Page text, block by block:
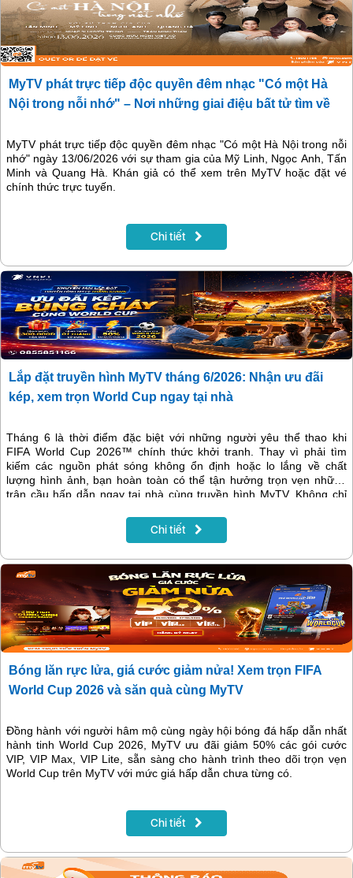
MyTV phát trực tiếp độc quyền đêm nhạc "Có một Hà
Nội trong nỗi nhớ" – Nơi những giai điệu bất tử tìm về
MyTV phát trực tiếp độc quyền đêm nhạc "Có một Hà Nội trong nỗi
nhớ" ngày 13/06/2026 với sự tham gia của Mỹ Linh, Ngọc Anh, Tấn
Minh và Quang Hà. Khán giả có thể xem trên MyTV hoặc đặt vé
chính thức trực tuyến.
Chi tiết
Lắp đặt truyền hình MyTV tháng 6/2026: Nhận ưu đãi
kép, xem trọn World Cup ngay tại nhà
Tháng 6 là thời điểm đặc biệt với những người yêu thể thao khi
FIFA World Cup 2026™ chính thức khởi tranh. Thay vì phải tìm
kiếm các nguồn phát sóng không ổn định hoặc lo lắng về chất
lượng hình ảnh, bạn hoàn toàn có thể tận hưởng trọn vẹn những
trận cầu hấp dẫn ngay tại nhà cùng truyền hình MyTV. Không chỉ
triển khai chương trình khuyến mại hấp dẫn dành cho khách hàng
đăng ký mới dịch vụ Internet và truyền hình MyTV tại Hà Nội.
Chi tiết
Bóng lăn rực lửa, giá cước giảm nửa! Xem trọn FIFA
World Cup 2026 và săn quà cùng MyTV
Đồng hành với người hâm mộ cùng ngày hội bóng đá hấp dẫn nhất
hành tinh World Cup 2026, MyTV ưu đãi giảm 50% các gói cước
VIP, VIP Max, VIP Lite, sẵn sàng cho hành trình theo dõi trọn vẹn
World Cup trên MyTV với mức giá hấp dẫn chưa từng có.
Chi tiết